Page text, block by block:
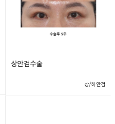
상안검수술
상/하안검